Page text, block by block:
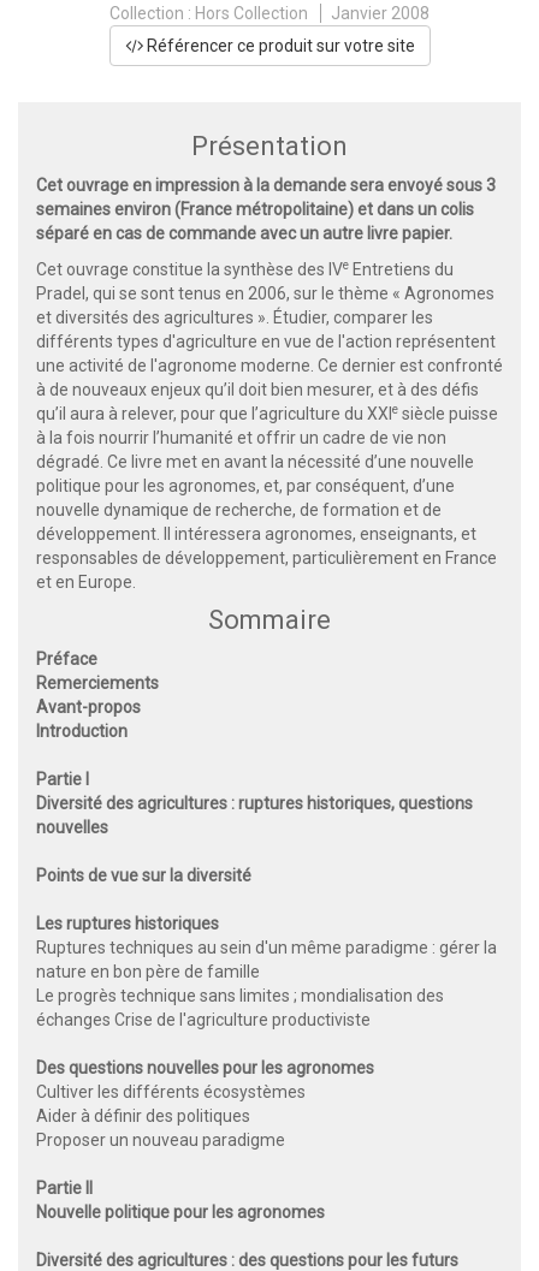
Collection : Hors Collection
Janvier 2008
Référencer ce produit sur votre site
Présentation
Cet ouvrage en impression à la demande sera envoyé sous 3
semaines environ (France métropolitaine) et dans un colis
séparé en cas de commande avec un autre livre papier.
Cet ouvrage constitue la synthèse des IVe Entretiens du
Pradel, qui se sont tenus en 2006, sur le thème « Agronomes
et diversités des agricultures ». Étudier, comparer les
différents types d'agriculture en vue de l'action représentent
une activité de l'agronome moderne. Ce dernier est confronté
à de nouveaux enjeux qu’il doit bien mesurer, et à des défis
qu’il aura à relever, pour que l’agriculture du XXI e siècle puisse
à la fois nourrir l’humanité et offrir un cadre de vie non
dégradé. Ce livre met en avant la nécessité d’une nouvelle
politique pour les agronomes, et, par conséquent, d’une
nouvelle dynamique de recherche, de formation et de
développement. Il intéressera agronomes, enseignants, et
responsables de développement, particulièrement en France
et en Europe.
Sommaire
Préface
Remerciements
Avant-propos
Introduction
Partie I
Diversité des agricultures : ruptures historiques, questions
nouvelles
Points de vue sur la diversité
Les ruptures historiques
Ruptures techniques au sein d'un même paradigme : gérer la
nature en bon père de famille
Le progrès technique sans limites ; mondialisation des
échanges Crise de l'agriculture productiviste
Des questions nouvelles pour les agronomes
Cultiver les différents écosystèmes
Aider à définir des politiques
Proposer un nouveau paradigme
Partie II
Nouvelle politique pour les agronomes
Diversité des agricultures : des questions pour les futurs